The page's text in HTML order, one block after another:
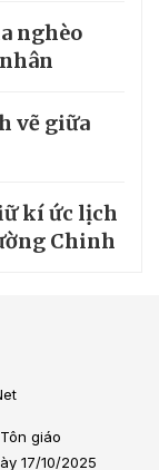
nghèo
vẽ giữa
kí ức lịch
Chinh
giáo
17/10/2025